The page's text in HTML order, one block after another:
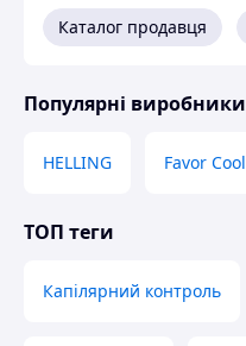
Каталог продавця
Популярні виробники
HELLING Favor Cool
ТОП теги
Капілярний контроль